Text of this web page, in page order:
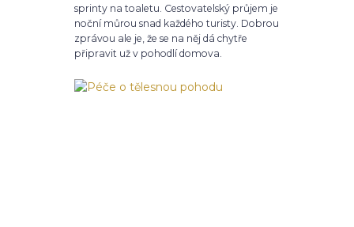
sprinty na toaletu. Cestovatelský průjem je
noční můrou snad každého turisty. Dobrou
zprávou ale je, že se na něj dá chytře
připravit už v pohodlí domova.